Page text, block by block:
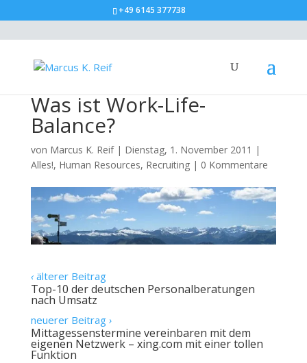
+49 6145 377738
Was ist Work-Life-
Balance?
von Marcus K. Reif| Dienstag, 1. November 2011 |
Alles!, Human Resources, Recruiting| 0 Kommentare
‹älterer Beitrag
Top-10 der deutschen Personalberatungen
nach Umsatz
neuerer Beitrag ›
Mittagessenstermine vereinbaren mit dem
eigenen Netzwerk – xing.com mit einer tollen
Funktion